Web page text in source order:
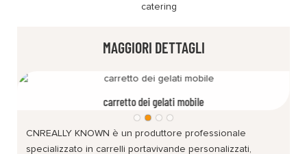
catering
MAGGIORI DETTAGLI
carretto dei gelati mobile
CNREALLY KNOWN è un produttore professionale
specializzato in carrelli portavivande personalizzati,